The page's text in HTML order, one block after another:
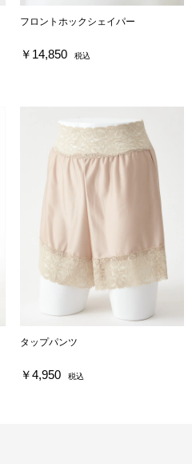
フロントホックシェイパー
￥14,850 税込
タップパンツ
￥4,950 税込